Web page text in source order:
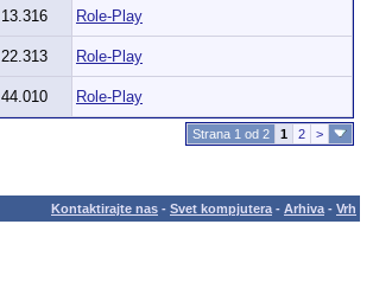
13.316
Role-Play
22.313
Role-Play
44.010 Role-Play
Strana 1 od 2 1 2 >
Kontaktirajte nas - Svet kompjutera - Arhiva - Vrh